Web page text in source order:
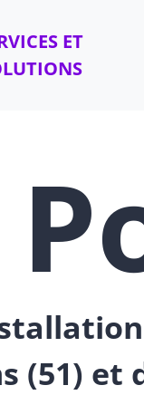
ET
(51)